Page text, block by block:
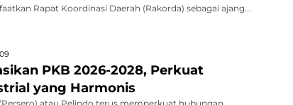
Rapat Koordinasi Daerah (Rakorda) sebagai ajang...
PKB 2026-2028, Perkuat
yang Harmonis